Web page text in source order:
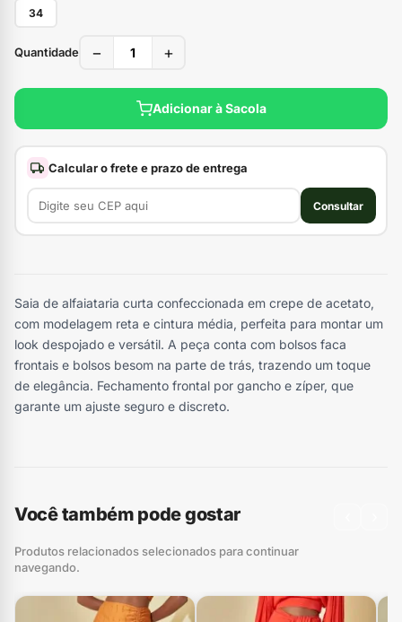
34
Quantidade − +
Adicionar à Sacola
Calcular o frete e prazo de entrega
Consultar
Saia de alfaiataria curta confeccionada em crepe de acetato,
com modelagem reta e cintura média, perfeita para montar um
look despojado e versátil. A peça conta com bolsos faca
frontais e bolsos besom na parte de trás, trazendo um toque
de elegância. Fechamento frontal por gancho e zíper, que
garante um ajuste seguro e discreto.
Você também pode gostar
Produtos relacionados selecionados para continuar
navegando.